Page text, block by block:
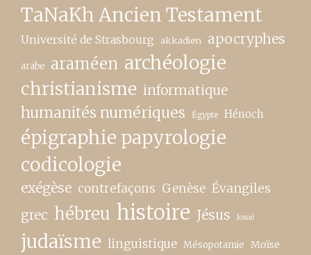
TaNaKh Ancien Testament
Université de Strasbourg akkadien apocryphes
arabe araméen archéologie
christianisme informatique
humanités numériques Égypte Hénoch
épigraphie papyrologie
codicologie
exégèse contrefaçons Genèse Évangiles
grec hébreu histoire Jésus Josué
judaïsme linguistique Mésopotamie Moïse